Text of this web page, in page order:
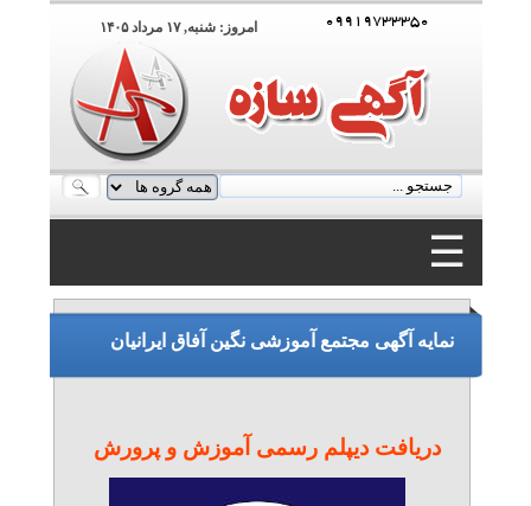
امروز: شنبه, ۱۷ مرداد ۱۴۰۵
☰
۰۹۹۱۹۷۳۳۳۵۰
۰۹۹۱۹۷۳۳۳۵۰
نمایه آگهی مجتمع آموزشی نگین آفاق ایرانیان
دریافت دیپلم رسمی آموزش و پرورش